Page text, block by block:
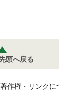
頭へ戻る
著作権・リンクに